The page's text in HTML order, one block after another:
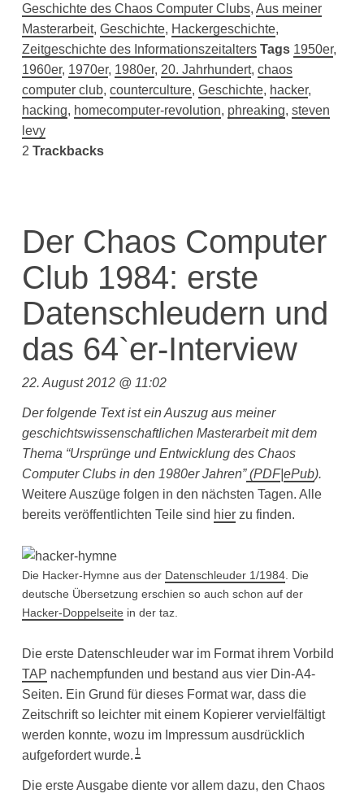
Geschichte des Chaos Computer Clubs, Aus meiner
Masterarbeit, Geschichte, Hackergeschichte,
Zeitgeschichte des Informationszeitalters Tags 1950er,
1960er, 1970er, 1980er, 20. Jahrhundert, chaos
computer club, counterculture, Geschichte, hacker,
hacking, homecomputer-revolution, phreaking, steven
levy
2 Trackbacks
Der Chaos Computer
Club 1984: erste
Datenschleudern und
das 64`er-Interview
22. August 2012 @ 11:02
Der folgende Text ist ein Auszug aus meiner
geschichtswissenschaftlichen Masterarbeit mit dem
Thema “Ursprünge und Entwicklung des Chaos
Computer Clubs in den 1980er Jahren” (PDF|ePub).
Weitere Auszüge folgen in den nächsten Tagen. Alle
bereits veröffentlichten Teile sind hierzu finden.
Die Hacker-Hymne aus der Datenschleuder 1/1984. Die
deutsche Übersetzung erschien so auch schon auf der
Hacker-Doppelseite in der taz.
Die erste Datenschleuder war im Format ihrem Vorbild
TAP nachempfunden und bestand aus vier Din-A4-
Seiten. Ein Grund für dieses Format war, dass die
Zeitschrift so leichter mit einem Kopierer vervielfältigt
werden konnte, wozu im Impressum ausdrücklich
aufgefordert wurde. 1
Die erste Ausgabe diente vor allem dazu, den Chaos